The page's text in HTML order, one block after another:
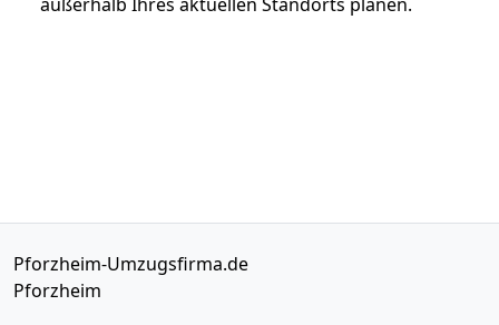
Pforzheim-Umzugsfirma.de
Pforzheim